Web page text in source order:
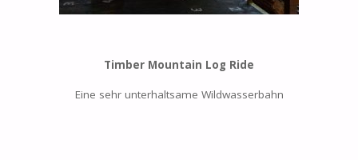
Timber Mountain Log Ride
Eine sehr unterhaltsame Wildwasserbahn